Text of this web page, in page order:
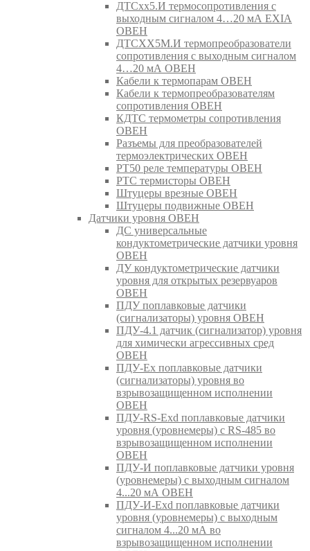
ДТСхх5.И термосопротивления с
выходным сигналом 4…20 мА EXIA
ОВЕН
ДТСХХ5М.И термопреобразователи
сопротивления с выходным сигналом
4…20 мА ОВЕН
Кабели к термопарам ОВЕН
Кабели к термопреобразователям
сопротивления ОВЕН
КДТС термометры сопротивления
ОВЕН
Разъемы для преобразователей
термоэлектрических ОВЕН
РТ50 реле температуры ОВЕН
РТС термисторы ОВЕН
Штуцеры врезные ОВЕН
Штуцеры подвижные ОВЕН
Датчики уровня ОВЕН
ДС универсальные
кондуктометрические датчики уровня
ОВЕН
ДУ кондуктометрические датчики
уровня для открытых резервуаров
ОВЕН
ПДУ поплавковые датчики
(сигнализаторы) уровня ОВЕН
ПДУ-4.1 датчик (сигнализатор) уровня
для химически агрессивных сред
ОВЕН
ПДУ-Ex поплавковые датчики
(сигнализаторы) уровня во
взрывозащищенном исполнении
ОВЕН
ПДУ-RS-Exd поплавковые датчики
уровня (уровнемеры) с RS-485 во
взрывозащищенном исполнении
ОВЕН
ПДУ-И поплавковые датчики уровня
(уровнемеры) с выходным сигналом
4...20 мА ОВЕН
ПДУ-И-Exd поплавковые датчики
уровня (уровнемеры) с выходным
сигналом 4...20 мА во
взрывозащищенном исполнении